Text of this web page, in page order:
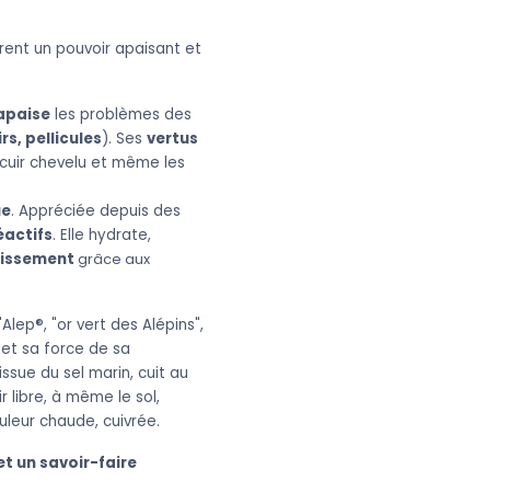
un pouvoir apaisant et
les problèmes des
pellicules). Ses vertus
chevelu et même les
. Appréciée depuis des
. Elle hydrate,
grâce aux
"or vert des Alépins",
sa force de sa
du sel marin, cuit au
libre, à même le sol,
chaude, cuivrée.
un savoir-faire